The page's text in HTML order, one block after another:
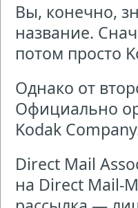
Вы, конечно,
название.
потом просто
Однако от
Официально
Kodak
Direct Mail
на Direct Mail-